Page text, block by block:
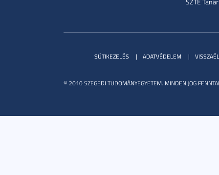
© 2010 SZEGEDI TUDOMÁNYEGYETEM. MINDEN JOG
SÜTIKEZELÉS ADATVÉDELEM